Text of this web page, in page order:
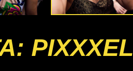
PIXXXEL